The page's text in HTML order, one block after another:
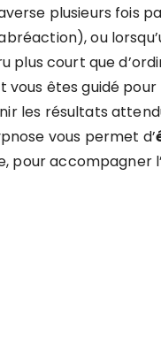
plusieurs fois
ou
plus court que
êtes guidé
les résultats
vous permet d’
accompagner